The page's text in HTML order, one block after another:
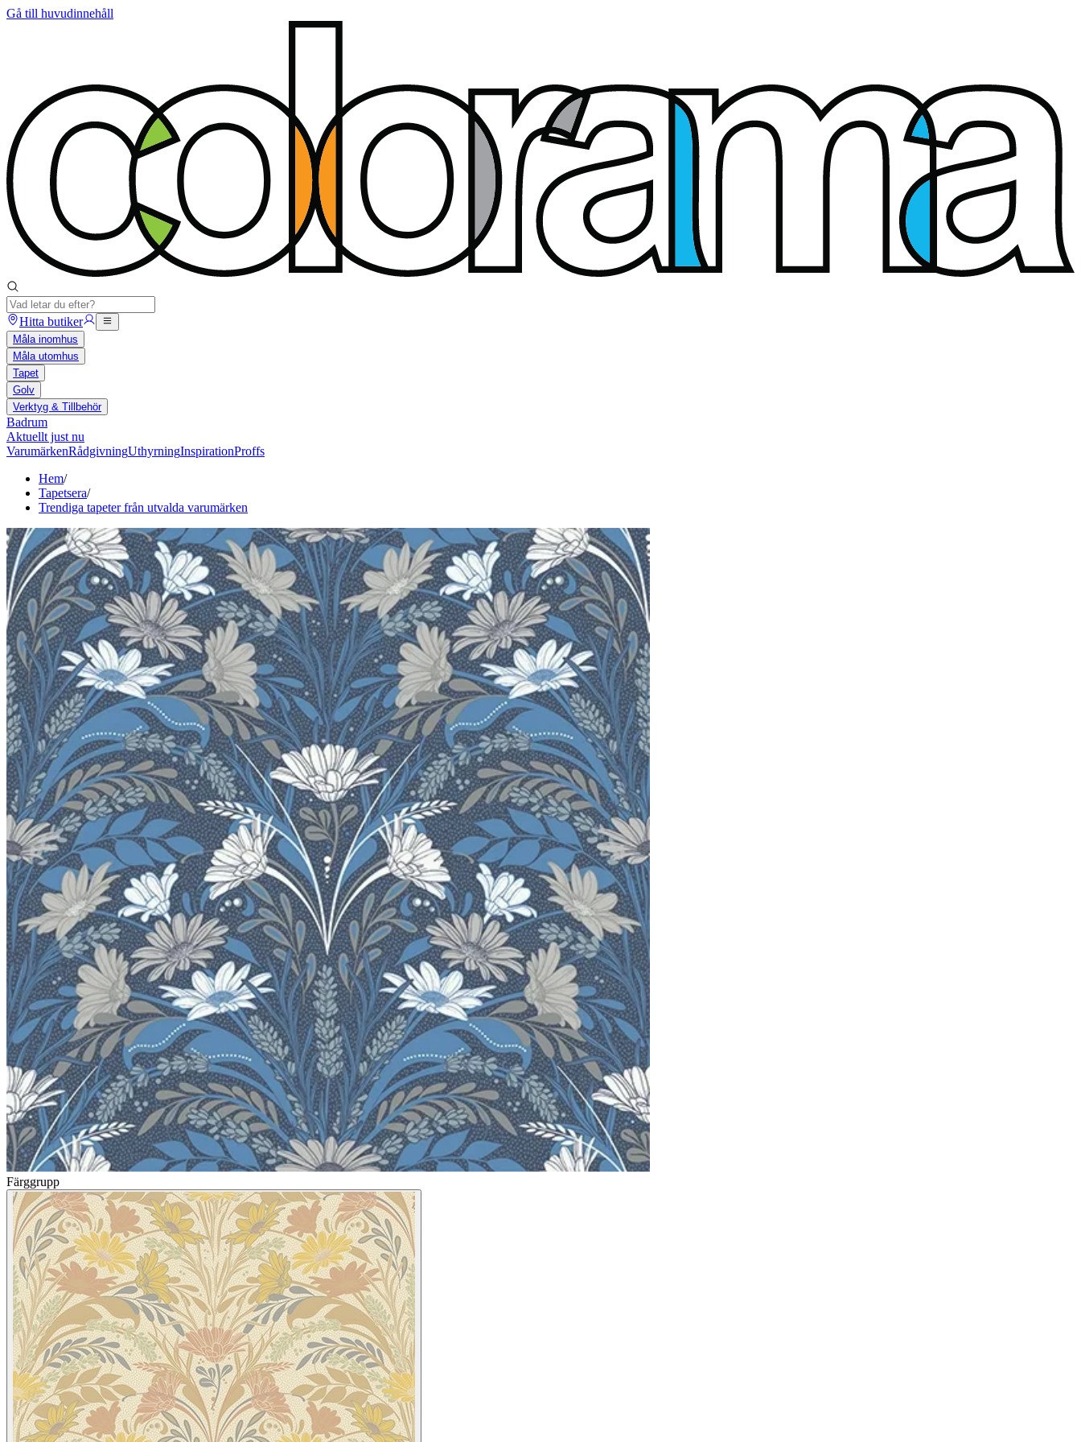
Gå till huvudinnehåll
Hitta butiker
Måla inomhus
Måla utomhus
Tapet
Golv
Verktyg & Tillbehör
Badrum
Aktuellt just nu
VarumärkenRådgivningUthyrningInspirationProffs
Hem/
Tapetsera/
Trendiga tapeter från utvalda varumärken
Färggrupp